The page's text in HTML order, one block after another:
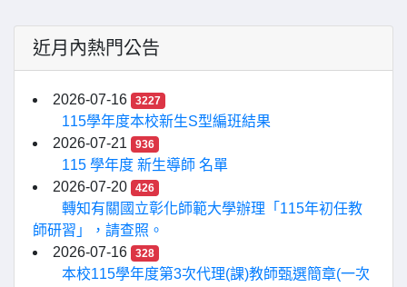
近月內熱門公告
2026-07-16 3227
115學年度本校新生S型編班結果
2026-07-21
936
115 學年度 新生導師 名單
2026-07-20
426
轉知有關國立彰化師範大學辦理「115年初任教
師研習」，請查照。
2026-07-16
328
本校115學年度第3次代理(課)教師甄選簡章(一次